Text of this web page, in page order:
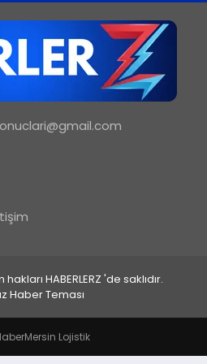
HABERLERZ 'de saklıdır.
Haber Teması
Mersin Lojistik